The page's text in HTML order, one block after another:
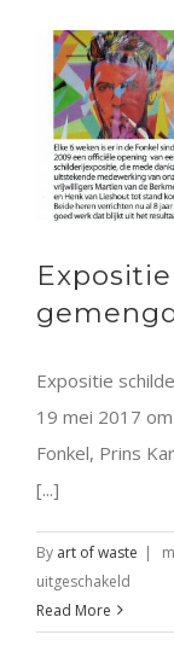
Expositie
19 mei 2017
Fonkel, Prins
[...]
By art of waste |
uitgeschakeld
Read More